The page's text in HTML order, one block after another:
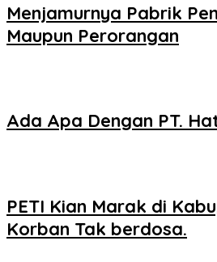
Menjamurnya Pabrik
Maupun Perorangan
Ada Apa Dengan PT.
PETI Kian Marak di
Korban Tak berdosa.